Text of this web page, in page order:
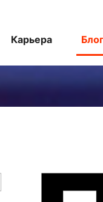
Карьера Блог